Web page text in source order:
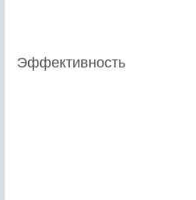
Эффективность